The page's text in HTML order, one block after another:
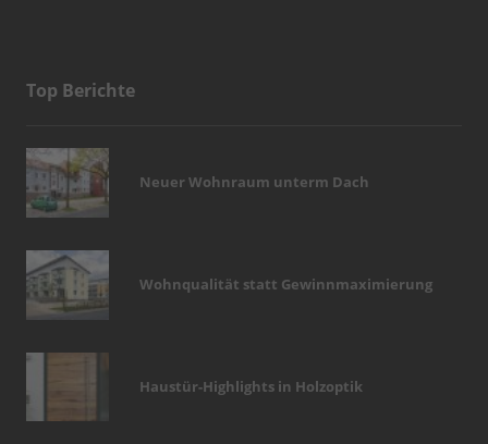
Top Berichte
Neuer Wohnraum unterm Dach
Wohnqualität statt Gewinnmaximierung
Haustür-Highlights in Holzoptik